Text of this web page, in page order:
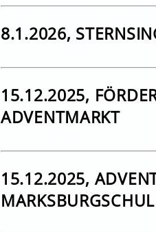
8.1.2026,
15.12.2025,
ADVENTMARKT
15.12.2025,